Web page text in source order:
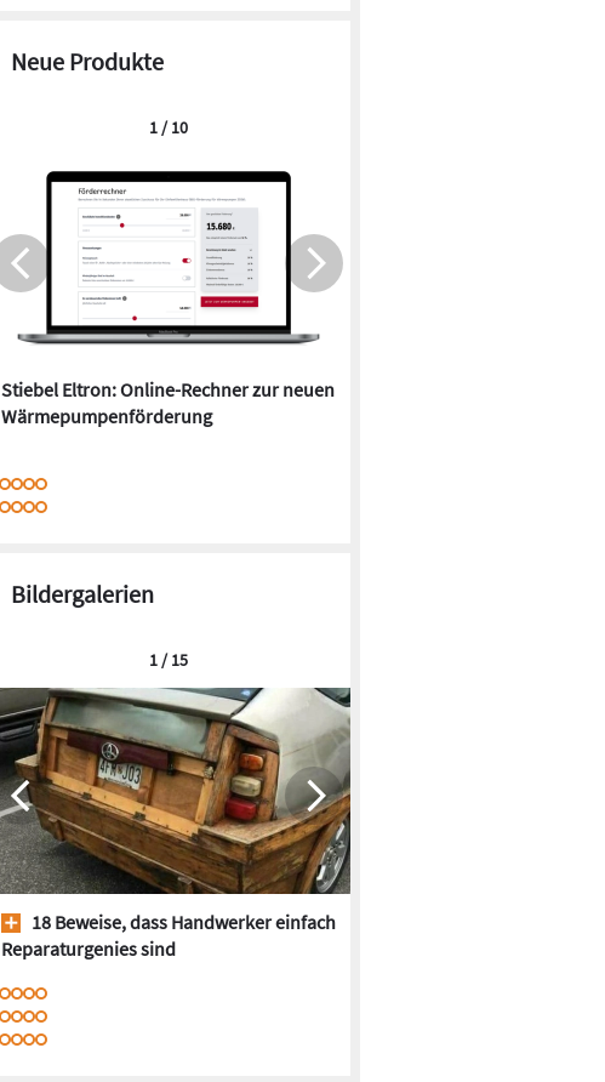
Neue Produkte
Stiebel Eltron: Online-Rechner zur neuen
Wärmepumpenförderung
1 / 10
Bildergalerien
18 Beweise, dass Handwerker einfach
Reparaturgenies sind
1 / 15